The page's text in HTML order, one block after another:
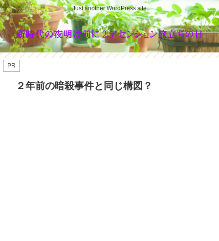
Just another WordPress site
PR
２年前の暗殺事件と同じ構図？